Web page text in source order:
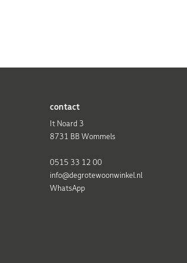
contact
It Noard 3
8731 BB Wommels
0515 33 12 00
info@degrotewoonwinkel.nl
WhatsApp